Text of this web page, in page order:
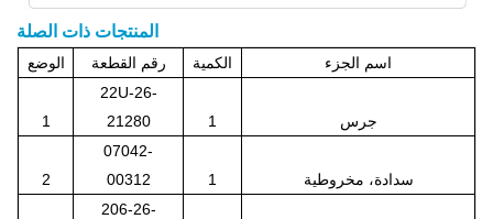
المنتجات ذات الصلة
الوضع رقم القطعة الكمية اسم الجزء
1
22U-26-
21280
1 جرس
2
07042-
00312
1 سدادة، مخروطية
206-26-